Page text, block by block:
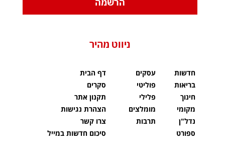
ניווט מהיר
חדשות
בריאות
חינוך
מקומי
נדל"ן
ספורט
עסקים
פוליטי
פלילי
מומלצים
תרבות
דף הבית
סקרים
תקנון אתר
הצהרת נגישות
צרו קשר
סיכום חדשות במייל